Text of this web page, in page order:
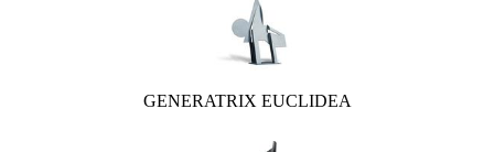
GENERATRIX EUCLIDEA